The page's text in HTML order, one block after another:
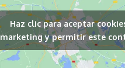
Haz clic para aceptar
marketing y permitir este